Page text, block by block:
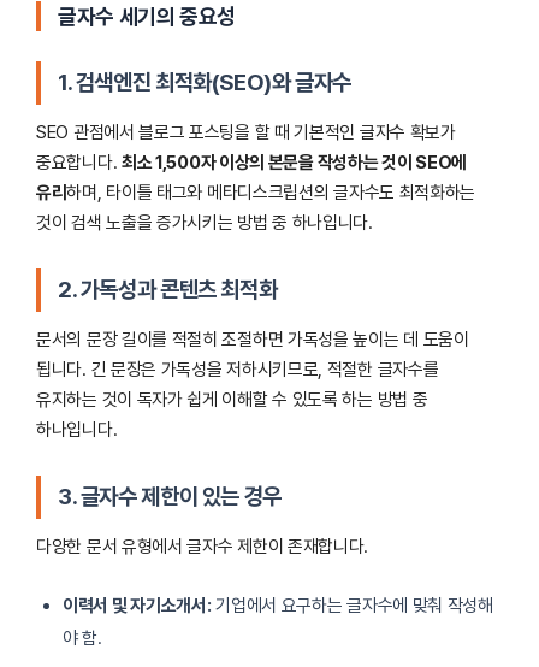
글자수 세기의 중요성
1. 검색엔진 최적화(SEO)와 글자수
SEO 관점에서 블로그 포스팅을 할 때 기본적인 글자수 확보가
중요합니다. 최소 1,500자 이상의 본문을 작성하는 것이 SEO에
유리하며, 타이틀 태그와 메타디스크립션의 글자수도 최적화하는
것이 검색 노출을 증가시키는 방법 중 하나입니다.
2. 가독성과 콘텐츠 최적화
문서의 문장 길이를 적절히 조절하면 가독성을 높이는 데 도움이
됩니다. 긴 문장은 가독성을 저하시키므로, 적절한 글자수를
유지하는 것이 독자가 쉽게 이해할 수 있도록 하는 방법 중
하나입니다.
3. 글자수 제한이 있는 경우
다양한 문서 유형에서 글자수 제한이 존재합니다.
이력서 및 자기소개서: 기업에서 요구하는 글자수에 맞춰 작성해
야 함.